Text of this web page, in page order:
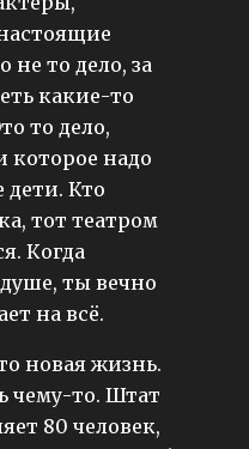
не то дело, за
какие-то
то дело,
которое надо
Кто
тот театром
Когда
ты вечно
на всё.
новая жизнь.
чему-то. Штат
80 человек,